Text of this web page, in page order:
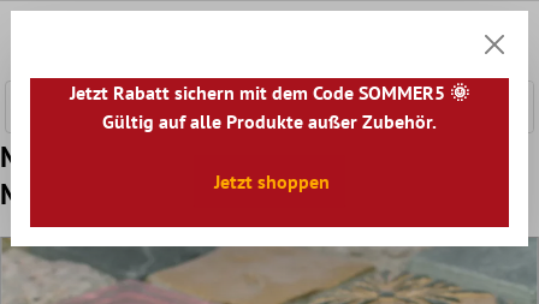
Muster von Mosaikfliesen Glas Naturstein
Mix Sulluna Gold Grau
Jetzt Rabatt sichern mit dem Code SOMMER5 🌞
Gültig auf alle Produkte außer Zubehör.
Jetzt shoppen